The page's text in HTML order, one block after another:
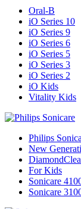
Oral-B
iO Series 10
iO Series 9
iO Series 6
iO Series 5
iO Series 3
iO Series 2
iO Kids
Vitality Kids
Philips
New
For Kids
Sonicare
Sonicare